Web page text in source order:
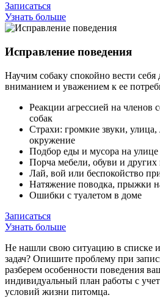
Записаться
Узнать больше
Исправление поведения
Научим собаку спокойно вести себя
вниманием и уважением к ее
Реакции агрессией на членов
собак
Страхи: громкие звуки,
окружение
Подбор еды и мусора на улице
Порча мебели, обуви и других
Лай, вой или беспокойство
Натяжение поводка, прыжки
Ошибки с туалетом в доме
Записаться
Узнать больше
Не нашли свою ситуацию в списке
задач? Опишите проблему при
разберем особенности поведения
индивидуальный план работы с
условий жизни питомца.